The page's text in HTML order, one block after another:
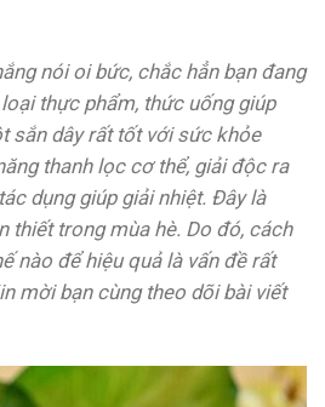
nói oi bức, chắc hẳn bạn đang
thực phẩm, thức uống giúp
sắn dây rất tốt với sức khỏe
thanh lọc cơ thể, giải độc ra
dụng giúp giải nhiệt. Đây là
thiết trong mùa hè. Do đó, cách
nào để hiệu quả là vấn đề rất
mời bạn cùng theo dõi bài viết